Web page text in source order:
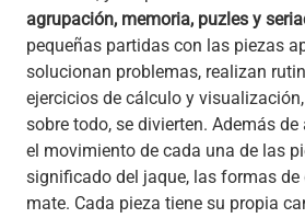
agrupación, memoria, puzles y
pequeñas partidas con las piezas
solucionan problemas, realizan
ejercicios de cálculo y
sobre todo, se divierten. Además
el movimiento de cada una de las
significado del jaque, las formas de
mate. Cada pieza tiene su propia